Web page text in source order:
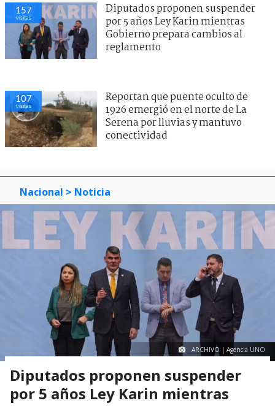
161
visitas
Diputados proponen suspender
por 5 años Ley Karin mientras
Gobierno prepara cambios al
reglamento
109
visitas
Reportan que puente oculto de
1926 emergió en el norte de La
Serena por lluvias y mantuvo
conectividad
Nacional > Noticia
ARCHIVO | Agencia UNO
Diputados proponen suspender
por 5 años Ley Karin mientras